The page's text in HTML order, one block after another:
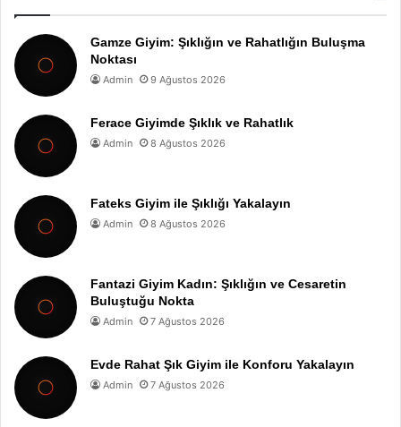
Gamze Giyim: Şıklığın ve Rahatlığın Buluşma
Noktası
Admin 9 Ağustos 2026
Ferace Giyimde Şıklık ve Rahatlık
Admin 8 Ağustos 2026
Fateks Giyim ile Şıklığı Yakalayın
Admin 8 Ağustos 2026
Fantazi Giyim Kadın: Şıklığın ve Cesaretin
Buluştuğu Nokta
Admin 7 Ağustos 2026
Evde Rahat Şık Giyim ile Konforu Yakalayın
Admin 7 Ağustos 2026